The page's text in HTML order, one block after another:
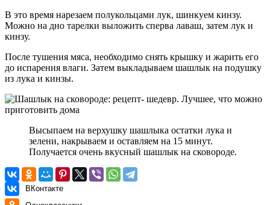
В это время нарезаем полукольцами лук, шинкуем кинзу.
Можно на дно тарелки выложить сперва лаваш, затем лук и
кинзу.
После тушения мяса, необходимо снять крышку и жарить его
до испарения влаги. Затем выкладываем шашлык на подушку
из лука и кинзы.
Высыпаем на верхушку шашлыка остатки лука и
зелени, накрываем и оставляем на 15 минут.
Получается очень вкусный шашлык на сковороде.
ВКонтакте